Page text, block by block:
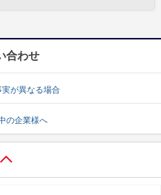
合わせ
が異なる場合
の企業様へ